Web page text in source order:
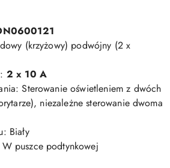
(krzyżowy) podwójny (2 x
2 x 10 A
Sterowanie oświetleniem z dwóch
niezależne sterowanie dwoma
Biały
puszce podtynkowej